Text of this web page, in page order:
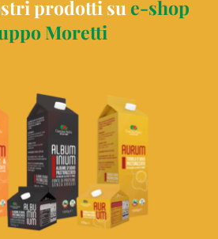
prodotti sue-shop
Moretti